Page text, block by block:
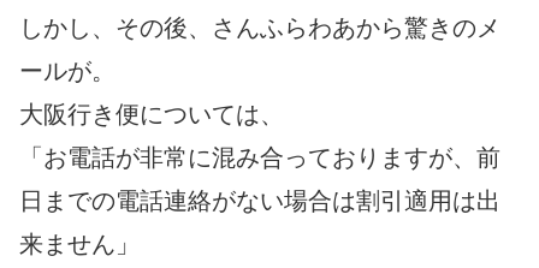
しかし、その後、さんふらわあから驚きのメ
ールが。
大阪行き便については、
「お電話が非常に混み合っておりますが、前
日までの電話連絡がない場合は割引適用は出
来ません」